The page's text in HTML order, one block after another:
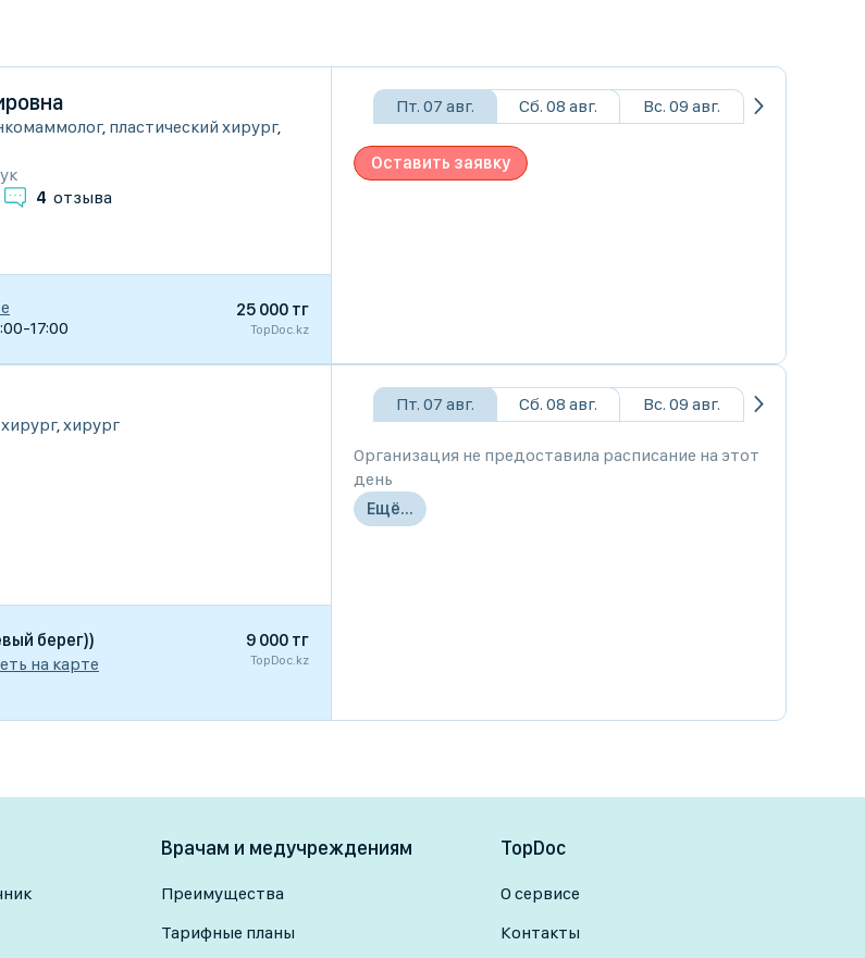
, пластический хирург,
4 отзыва
17:00
25 000 тг
TopDoc.kz
Пт. 07 авг. Сб. 08 авг. Вс. 09 авг.
Оставить заявку
,хирург
берег))
на карте
9 000 тг
TopDoc.kz
Пт. 07 авг. Сб. 08 авг. Вс. 09 авг.
Организация не предоставила расписание на этот
день
Ещё...
Врачам и медучреждениям
Преимущества
Тарифные планы
TopDoc
О сервисе
Контакты